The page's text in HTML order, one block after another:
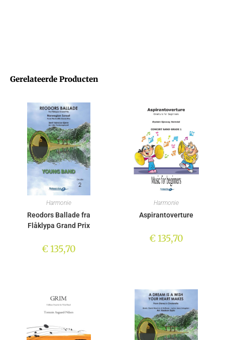
Gerelateerde Producten
Harmonie
Reodors Ballade fra
Flåklypa Grand Prix
€135,70
Harmonie
Aspirantoverture
€135,70